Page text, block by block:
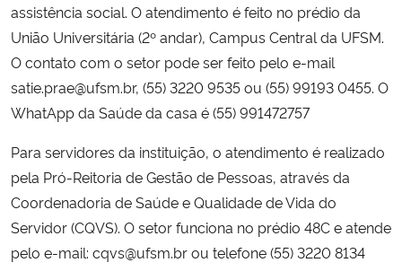
assistência social. O atendimento é feito no prédio da
União Universitária (2º andar), Campus Central da UFSM.
O contato com o setor pode ser feito pelo e-mail
satie.prae@ufsm.br, (55) 3220 9535 ou (55) 99193 0455. O
WhatApp da Saúde da casa é (55) 991472757
Para servidores da instituição, o atendimento é realizado
pela Pró-Reitoria de Gestão de Pessoas, através da
Coordenadoria de Saúde e Qualidade de Vida do
Servidor (CQVS). O setor funciona no prédio 48C e atende
pelo e-mail: cqvs@ufsm.br ou telefone (55) 3220 8134